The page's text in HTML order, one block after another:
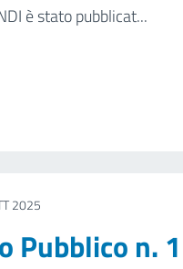
è stato pubblicat...
2025
Pubblico n. 1